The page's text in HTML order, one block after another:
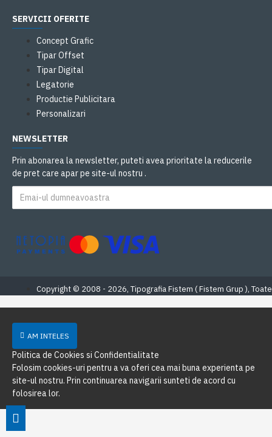
SERVICII OFERITE
Concept Grafic
Tipar Offset
Tipar Digital
Legatorie
Productie Publicitara
Personalizari
NEWSLETTER
Prin abonarea la newsletter, puteti avea prioritate la reducerile
de pret care apar pe site-ul nostru .
Copyright © 2008 - 2026, Tipografia Fistem ( Fistem Grup ),
AM INTELES
Politica de Cookies si Confidentialitate
Folosim cookies-uri pentru a va oferi cea mai buna experienta pe
site-ul nostru. Prin continuarea navigarii sunteti de acord cu
folosirea lor.